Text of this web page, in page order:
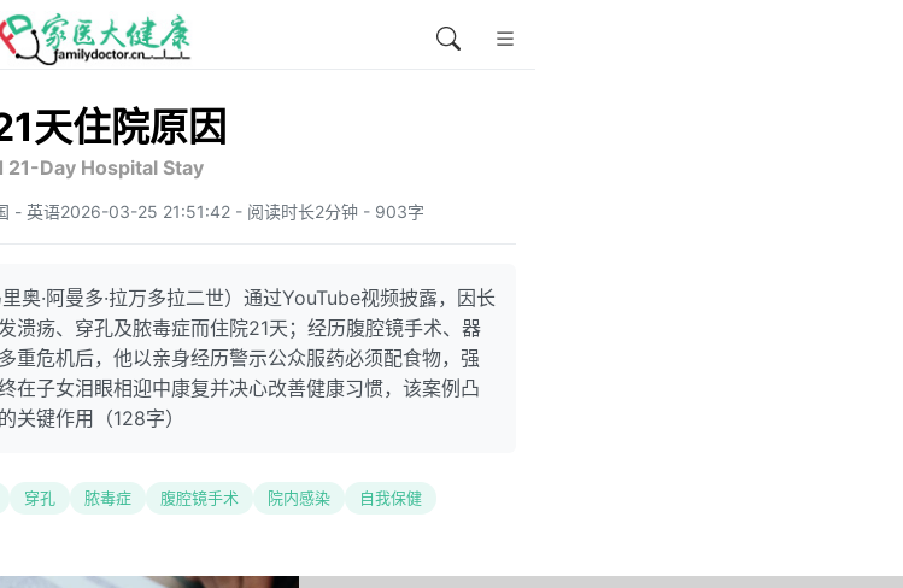
天住院原因
21-Day Hospital Stay
- 英语2026-03-25 21:51:42 - 阅读时长2分钟 - 903字
奥·阿曼多·拉万多拉二世）通过YouTube视频披露，因长
溃疡、穿孔及脓毒症而住院21天；经历腹腔镜手术、器
重危机后，他以亲身经历警示公众服药必须配食物，强
在子女泪眼相迎中康复并决心改善健康习惯，该案例凸
关键作用（128字）
穿孔 脓毒症 腹腔镜手术 院内感染
自我保健